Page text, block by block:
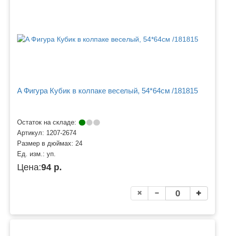
A Фигура Кубик в колпаке веселый, 54*64см /181815
Остаток на складе:
Артикул: 1207-2674
Размер в дюймах: 24
Ед. изм.: уп.
Цена:94 р.